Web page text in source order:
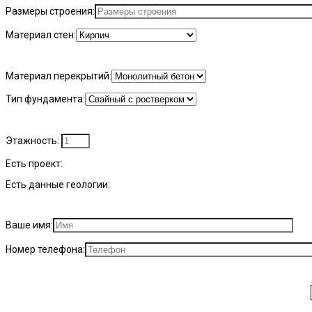
Размеры строения:
Материал стен:
Материал перекрытий:
Тип фундамента:
Этажность:
Есть проект:
Есть данные геологии:
Ваше имя:
Номер телефона: